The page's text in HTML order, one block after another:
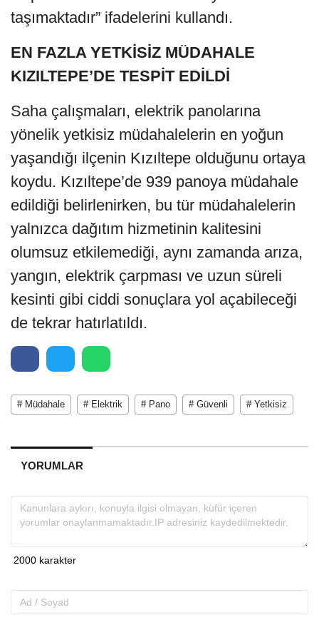
taşımaktadır” ifadelerini kullandı.
EN FAZLA YETKİSİZ MÜDAHALE
KIZILTEPE’DE TESPİT EDİLDİ
Saha çalışmaları, elektrik panolarına
yönelik yetkisiz müdahalelerin en yoğun
yaşandığı ilçenin Kızıltepe olduğunu ortaya
koydu. Kızıltepe’de 939 panoya müdahale
edildiği belirlenirken, bu tür müdahalelerin
yalnızca dağıtım hizmetinin kalitesini
olumsuz etkilemediği, aynı zamanda arıza,
yangın, elektrik çarpması ve uzun süreli
kesinti gibi ciddi sonuçlara yol açabileceği
de tekrar hatırlatıldı.
# Müdahale # Elektrik # Pano # Güvenli # Yetkisiz
YORUMLAR